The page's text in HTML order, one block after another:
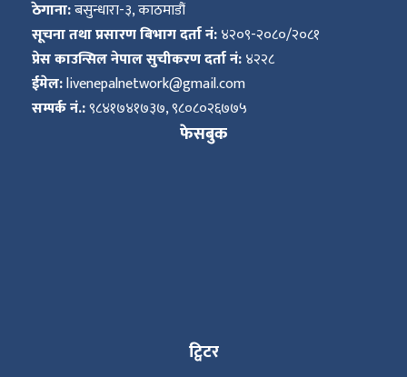
ठेगाना:बसुन्धारा-३, काठमाडौं
सूचना तथा प्रसारण बिभाग दर्ता नं:४२०९-२०८०/२०८१
प्रेस काउन्सिल नेपाल सुचीकरण दर्ता नं:४२२८
ईमेल:livenepalnetwork@gmail.com
सम्पर्क नं.:९८४१७४१७३७, ९८०८०२६७७५
फेसबुक
ट्विटर